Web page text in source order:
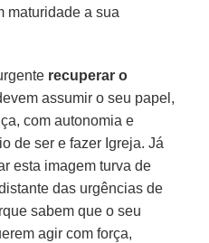
maturidade a sua
recuperar o
assumir o seu papel,
com autonomia e
de ser e fazer Igreja. Já
esta imagem turva de
das urgências de
sabem que o seu
agir com força,